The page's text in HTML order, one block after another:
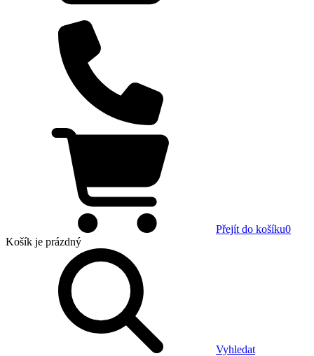
Přejít do košíku0
Košík je prázdný
Vyhledat